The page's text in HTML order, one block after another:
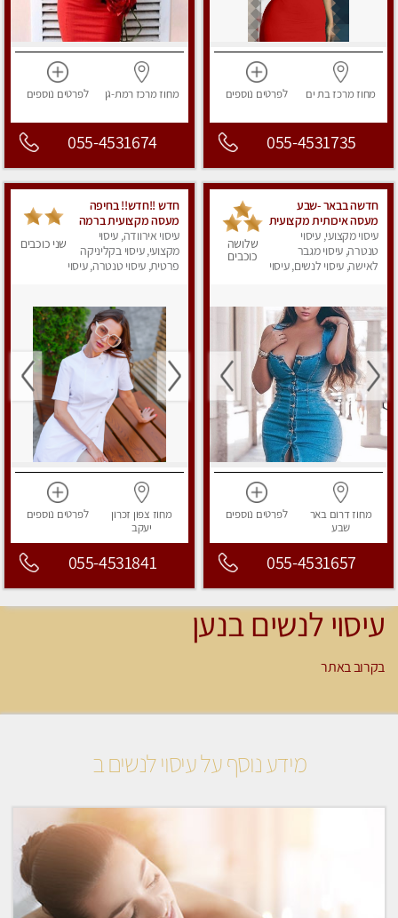
מחוז מרכז בת ים לפרטים נוספים
055-4531735
מחוז מרכז רמת-גן לפרטים נוספים
055-4531674
חדשה בבאר -שבע
מעסה איכותית מקצועית
ומפנקת
עיסוי מקצועי, עיסוי
טנטרה, עיסוי מגבר
לאישה, עיסוי לנשים, עיסוי
שלושה
כוכבים
מחוז דרום באר
שבע
לפרטים נוספים
055-4531657
חדש !!חדש!! בחיפה
מעסה מקצועית ברמה
גבוה
עיסוי אירוודה, עיסוי
מקצועי, עיסוי בקליניקה
פרטית, עיסוי טנטרה, עיסוי
שני כוכבים
מחוז צפון זכרון
יעקב
לפרטים נוספים
055-4531841
עיסוי לנשים בנען
בקרוב באתר
מידע נוסף על עיסוי לנשים ב